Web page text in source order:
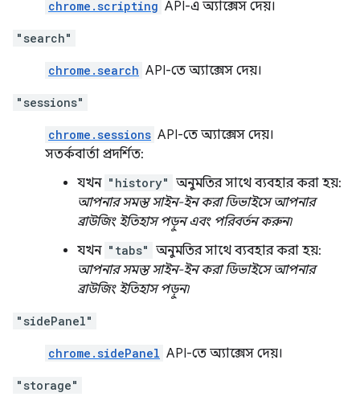
chrome.scripting API-এ অ্যাক্সেস দেয়।
"search"
chrome.search API-তে অ্যাক্সেস দেয়।
"sessions"
chrome.sessions API-তে অ্যাক্সেস দেয়।
সতর্কবার্তা প্রদর্শিত:
যখন "history" অনুমতির সাথে ব্যবহার করা হয়:
আপনার সমস্ত সাইন-ইন করা ডিভাইসে আপনার
ব্রাউজিং ইতিহাস পড়ুন এবং পরিবর্তন করুন৷
যখন "tabs" অনুমতির সাথে ব্যবহার করা হয়:
আপনার সমস্ত সাইন-ইন করা ডিভাইসে আপনার
ব্রাউজিং ইতিহাস পড়ুন৷
"sidePanel"
chrome.sidePanel API-তে অ্যাক্সেস দেয়।
"storage"